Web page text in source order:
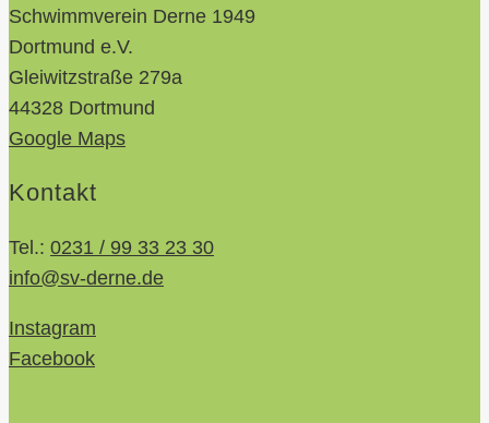
Schwimmverein Derne 1949
Dortmund e.V.
Gleiwitzstraße 279a
44328 Dortmund
Google Maps
Kontakt
Tel.: 0231 / 99 33 23 30
info@sv-derne.de
Instagram
Facebook